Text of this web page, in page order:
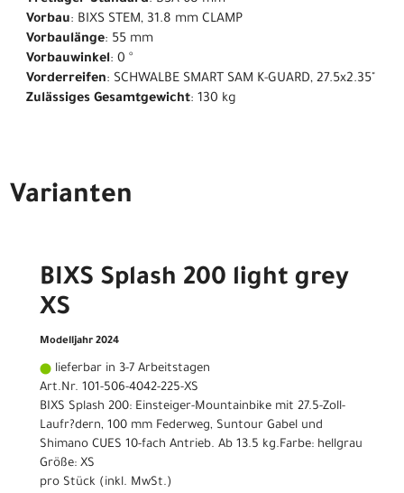
Vorbau: BIXS STEM, 31.8 mm CLAMP
Vorbaulänge: 55 mm
Vorbauwinkel: 0 °
Vorderreifen: SCHWALBE SMART SAM K-GUARD, 27.5x2.35"
Zulässiges Gesamtgewicht: 130 kg
Varianten
BIXS Splash 200 light grey
XS
Modelljahr 2024
lieferbar in 3-7 Arbeitstagen
Art.Nr. 101-506-4042-225-XS
BIXS Splash 200: Einsteiger-Mountainbike mit 27.5-Zoll-
Laufr?dern, 100 mm Federweg, Suntour Gabel und
Shimano CUES 10-fach Antrieb. Ab 13.5 kg.Farbe: hellgrau
Größe: XS
pro Stück (inkl. MwSt.)